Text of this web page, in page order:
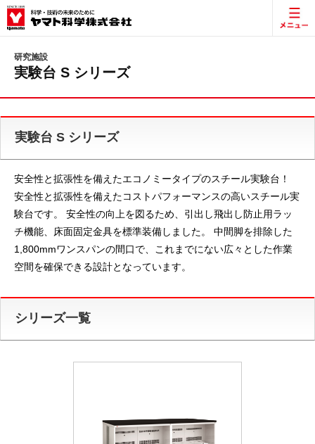
研究施設
実験台 S シリーズ
実験台 S シリーズ
安全性と拡張性を備えたエコノミータイプのスチール実験台！
安全性と拡張性を備えたコストパフォーマンスの高いスチール実
験台です。 安全性の向上を図るため、引出し飛出し防止用ラッ
チ機能、床面固定金具を標準装備しました。 中間脚を排除した
1,800mmワンスパンの間口で、これまでにない広々とした作業
空間を確保できる設計となっています。
シリーズ一覧